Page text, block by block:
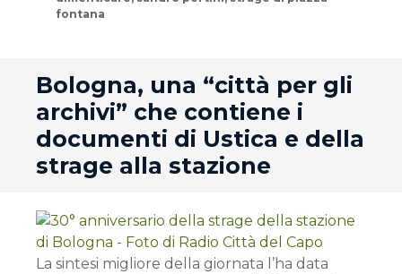
fontana
Bologna, una “città per gli
archivi” che contiene i
documenti di Ustica e della
strage alla stazione
La sintesi migliore della giornata l’ha data